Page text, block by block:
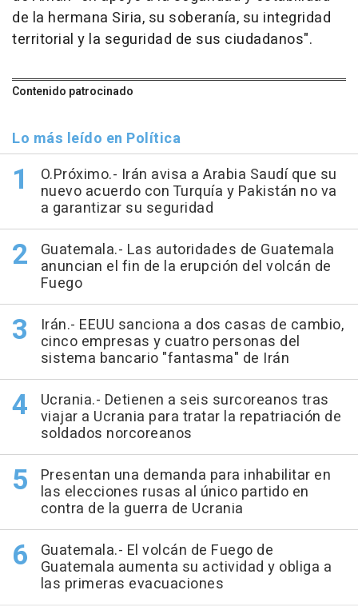
de la hermana Siria, su soberanía, su integridad
territorial y la seguridad de sus ciudadanos".
Contenido patrocinado
Lo más leído en Política
O.Próximo.- Irán avisa a Arabia Saudí que su
nuevo acuerdo con Turquía y Pakistán no va
a garantizar su seguridad
Guatemala.- Las autoridades de Guatemala
anuncian el fin de la erupción del volcán de
Fuego
Irán.- EEUU sanciona a dos casas de cambio,
cinco empresas y cuatro personas del
sistema bancario "fantasma" de Irán
Ucrania.- Detienen a seis surcoreanos tras
viajar a Ucrania para tratar la repatriación de
soldados norcoreanos
Presentan una demanda para inhabilitar en
las elecciones rusas al único partido en
contra de la guerra de Ucrania
Guatemala.- El volcán de Fuego de
Guatemala aumenta su actividad y obliga a
las primeras evacuaciones